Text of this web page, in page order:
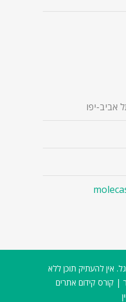
אין להעתיק תוכן ללא
|קורס קידום אתרים